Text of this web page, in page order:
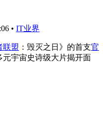
• IT业界
联盟 ：毁灭之日》的首支官
宇宙史诗级大片揭开面